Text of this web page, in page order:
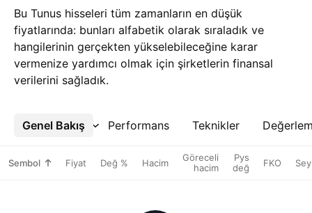
Bu Tunus hisseleri tüm zamanların en düşük
fiyatlarında: bunları alfabetik olarak sıraladık ve
hangilerinin gerçekten yükselebileceğine karar
vermenize yardımcı olmak için şirketlerin finansal
verilerini sağladık.
Genel Bakış Performans Teknikler
Daha Fazla
Sembol Fiyat Değ % Hacim
Göreceli
hacim
Pys
değ
FKO